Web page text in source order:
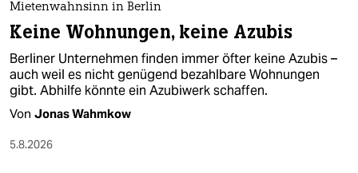
Mietenwahnsinn in Berlin
Keine Wohnungen, keine Azubis
Berliner Unternehmen finden immer öfter keine Azubis –
auch weil es nicht genügend bezahlbare Wohnungen
gibt. Abhilfe könnte ein Azubiwerk schaffen.
Von Jonas Wahmkow
5.8.2026